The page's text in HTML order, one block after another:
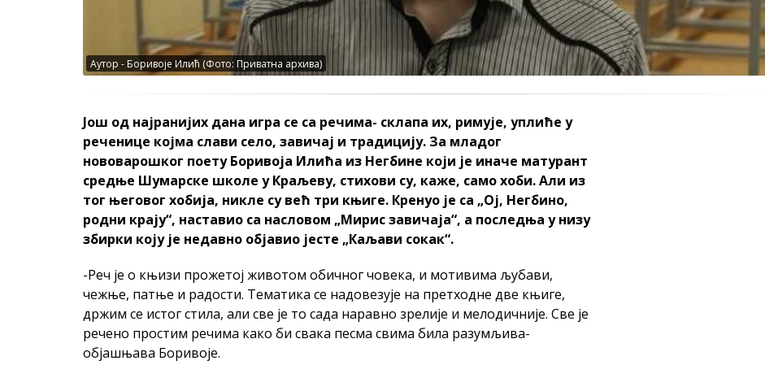
Аутор - Боривоје Илић (Фото: Приватна архива)
Још од најранијих дана игра се са речима- склапа их, римује, уплиће у
реченице којма слави село, завичај и традицију. За младог
нововарошког поету Боривоја Илића из Негбине који је иначе матурант
средње Шумарске школе у Краљеву, стихови су, каже, само хоби. Али из
тог његовог хобија, никле су већ три књиге. Кренуо је са „Ој, Негбино,
родни крају“, наставио са насловом „Мирис завичаја“, а последња у низу
збирки коју је недавно објавио јесте „Каљави сокак“.
-Реч је о књизи прожетој животом обичног човека, и мотивима љубави,
чежње, патње и радости. Тематика се надовезује на претходне две књиге,
држим се истог стила, али све је то сада наравно зрелије и мелодичније. Све је
речено простим речима како би свака песма свима била разумљива-
објашњава Боривоје.